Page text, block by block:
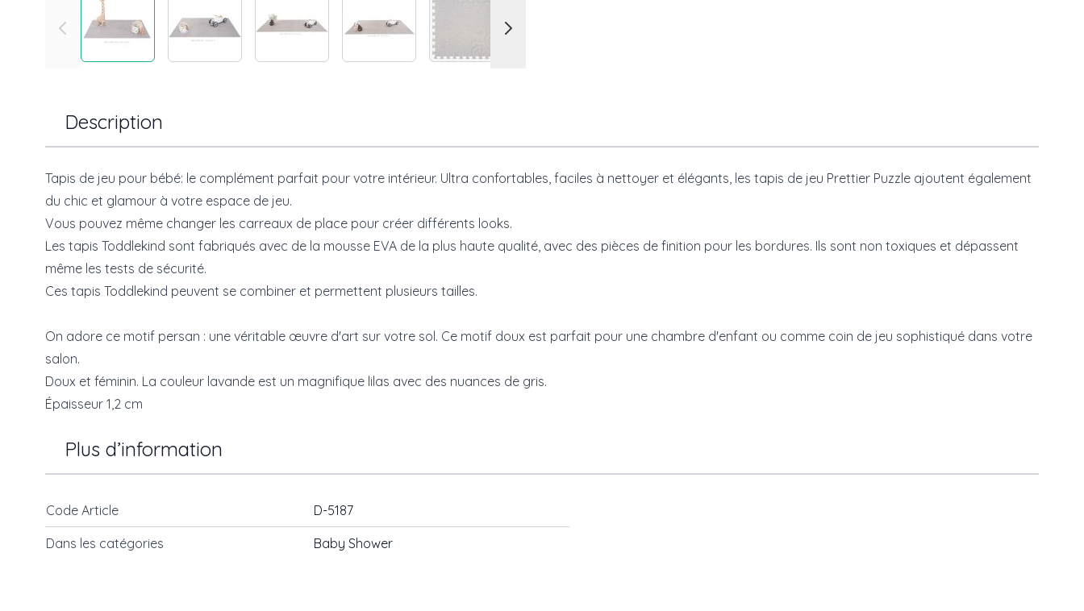
Description
Tapis de jeu pour bébé: le complément parfait pour votre intérieur. Ultra confortables, faciles à nettoyer et élégants, les tapis de jeu Prettier Puzzle ajoutent également
du chic et glamour à votre espace de jeu.
Vous pouvez même changer les carreaux de place pour créer différents looks.
Les tapis Toddlekind sont fabriqués avec de la mousse EVA de la plus haute qualité, avec des pièces de finition pour les bordures. Ils sont non toxiques et dépassent
même les tests de sécurité.
Ces tapis Toddlekind peuvent se combiner et permettent plusieurs tailles.
On adore ce motif persan : une véritable œuvre d'art sur votre sol. Ce motif doux est parfait pour une chambre d'enfant ou comme coin de jeu sophistiqué dans votre
salon.
Doux et féminin. La couleur lavande est un magnifique lilas avec des nuances de gris.
Épaisseur 1,2 cm
Plus d’information
Code Article D-5187
Dans les catégories Baby Shower